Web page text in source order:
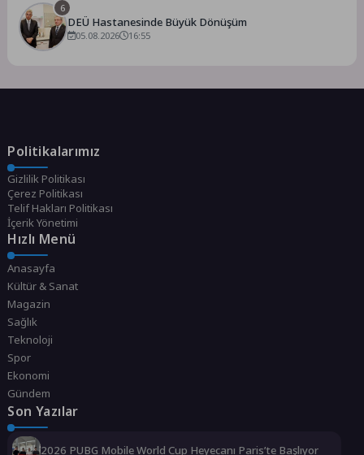
6
DEÜ Hastanesinde Büyük Dönüşüm
05.08.2026 16:55
Politikalarımız
Gizlilik Politikası
Çerez Politikası
Telif Hakları Politikası
İçerik Yönetimi
Hızlı Menü
Anasayfa
Kültür & Sanat
Magazin
Sağlık
Teknoloji
Spor
Ekonomi
Gündem
Son Yazılar
2026 PUBG Mobile World Cup Heyecanı Paris’te Başlıyor